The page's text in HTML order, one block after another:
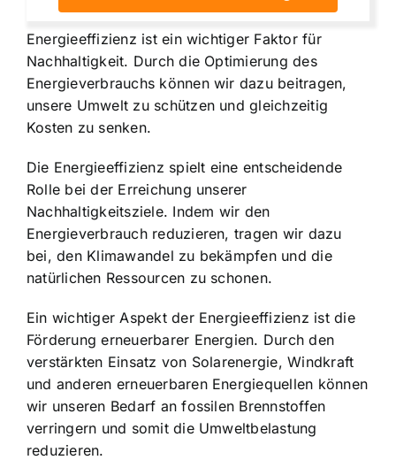
Energieeffizienz ist ein wichtiger Faktor für
Nachhaltigkeit. Durch die Optimierung des
Energieverbrauchs können wir dazu beitragen,
unsere Umwelt zu schützen und gleichzeitig
Kosten zu senken.
Die Energieeffizienz spielt eine entscheidende
Rolle bei der Erreichung unserer
Nachhaltigkeitsziele. Indem wir den
Energieverbrauch reduzieren, tragen wir dazu
bei, den Klimawandel zu bekämpfen und die
natürlichen Ressourcen zu schonen.
Ein wichtiger Aspekt der Energieeffizienz ist die
Förderung erneuerbarer Energien. Durch den
verstärkten Einsatz von Solarenergie, Windkraft
und anderen erneuerbaren Energiequellen können
wir unseren Bedarf an fossilen Brennstoffen
verringern und somit die Umweltbelastung
reduzieren.